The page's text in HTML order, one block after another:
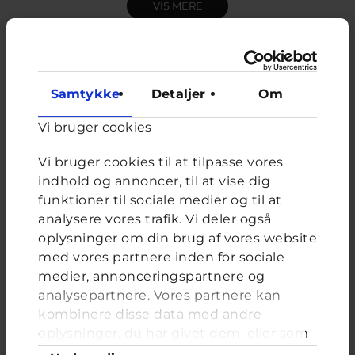
Samtykke Detaljer Om
Vi bruger cookies
Vi bruger cookies til at tilpasse vores
indhold og annoncer, til at vise dig
funktioner til sociale medier og til at
analysere vores trafik. Vi deler også
oplysninger om din brug af vores website
med vores partnere inden for sociale
medier, annonceringspartnere og
analysepartnere. Vores partnere kan
kombinere disse data med andre
oplysninger, du har givet dem, eller som
de har indsamlet fra din brug af deres
Her kan du stille spørgsmål til rådgivere fra Helsingør. Vi
kommune. De ved rigtig meget om hvordan du får
kommuner.
Opret spørgsmål
VIS MERE
Find hjælp i Helsingør og omegn
Her kan du finde en oversigt med kontaktoplysninger
på nogle af de lokale rådgivninger i Helsingør.
Se alle tilbud